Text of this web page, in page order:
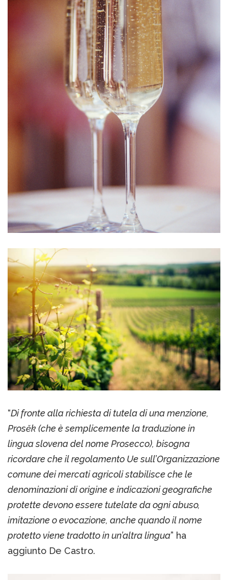
“Di fronte alla richiesta di tutela di una menzione,
Prosěk (che è semplicemente la traduzione in
lingua slovena del nome Prosecco), bisogna
ricordare che il regolamento Ue sull’Organizzazione
comune dei mercati agricoli stabilisce che le
denominazioni di origine e indicazioni geografiche
protette devono essere tutelate da ogni abuso,
imitazione o evocazione, anche quando il nome
protetto viene tradotto in un’altra lingua” ha
aggiunto De Castro.